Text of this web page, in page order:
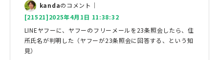
kandaのコメント｜
[21521]2025年4月1日 11:38:32
LINEヤフーに、ヤフーのフリーメールを23条照会したら、住
所氏名が判明した（ヤフーが23条照会に回答する、という知
見）